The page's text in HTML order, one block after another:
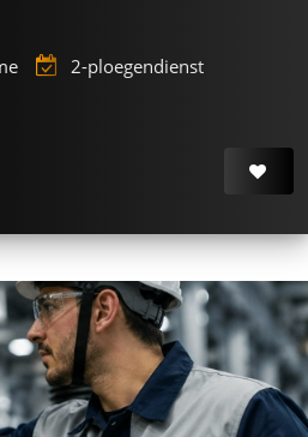
2-ploegendienst